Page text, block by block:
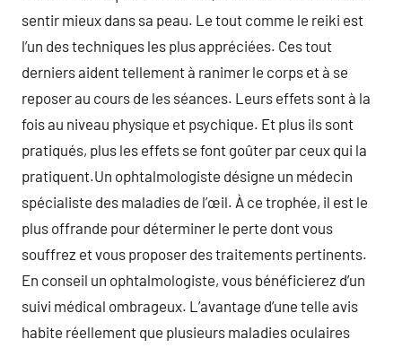
sentir mieux dans sa peau. Le tout comme le reiki est
l’un des techniques les plus appréciées. Ces tout
derniers aident tellement à ranimer le corps et à se
reposer au cours de les séances. Leurs effets sont à la
fois au niveau physique et psychique. Et plus ils sont
pratiqués, plus les effets se font goûter par ceux qui la
pratiquent.Un ophtalmologiste désigne un médecin
spécialiste des maladies de l’œil. À ce trophée, il est le
plus offrande pour déterminer le perte dont vous
souffrez et vous proposer des traitements pertinents.
En conseil un ophtalmologiste, vous bénéficierez d’un
suivi médical ombrageux. L’avantage d’une telle avis
habite réellement que plusieurs maladies oculaires